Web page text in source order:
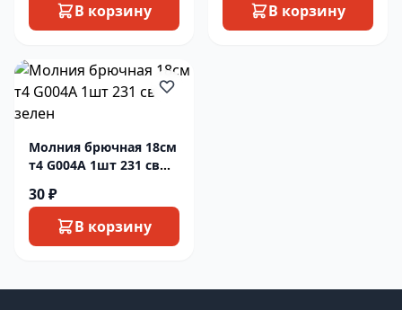
В корзину
В корзину
Молния брючная 18см
т4 G004A 1шт 231 св
30 ₽
В корзину